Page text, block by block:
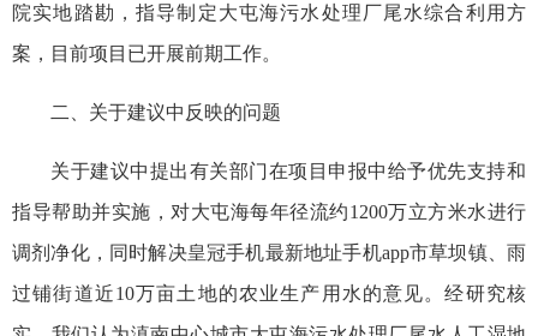
院实地踏勘，指导制定大屯海污水处理厂尾水综合利用方
案，目前项目已开展前期工作。
二、关于建议中反映的问题
关于建议中提出有关部门在项目申报中给予优先支持和
指导帮助并实施，对大屯海每年径流约1200万立方米水进行
调剂净化，同时解决皇冠手机最新地址手机app市草坝镇、雨
过铺街道近10万亩土地的农业生产用水的意见。经研究核